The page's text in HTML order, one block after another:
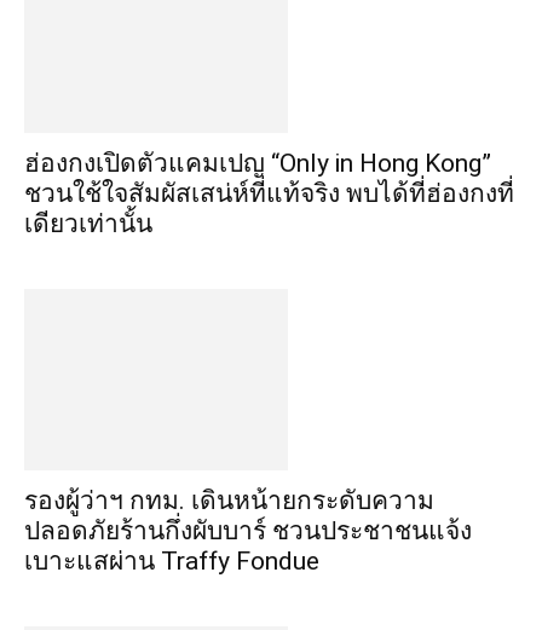
ฮ่องกงเปิดตัวแคมเปญ “Only in Hong Kong”
ชวนใช้ใจสัมผัสเสน่ห์ที่แท้จริง พบได้ที่ฮ่องกงที่
เดียวเท่านั้น
รองผู้ว่าฯ กทม. เดินหน้ายกระดับความ
ปลอดภัยร้านกึ่งผับบาร์ ชวนประชาชนแจ้ง
เบาะแสผ่าน Traffy Fondue